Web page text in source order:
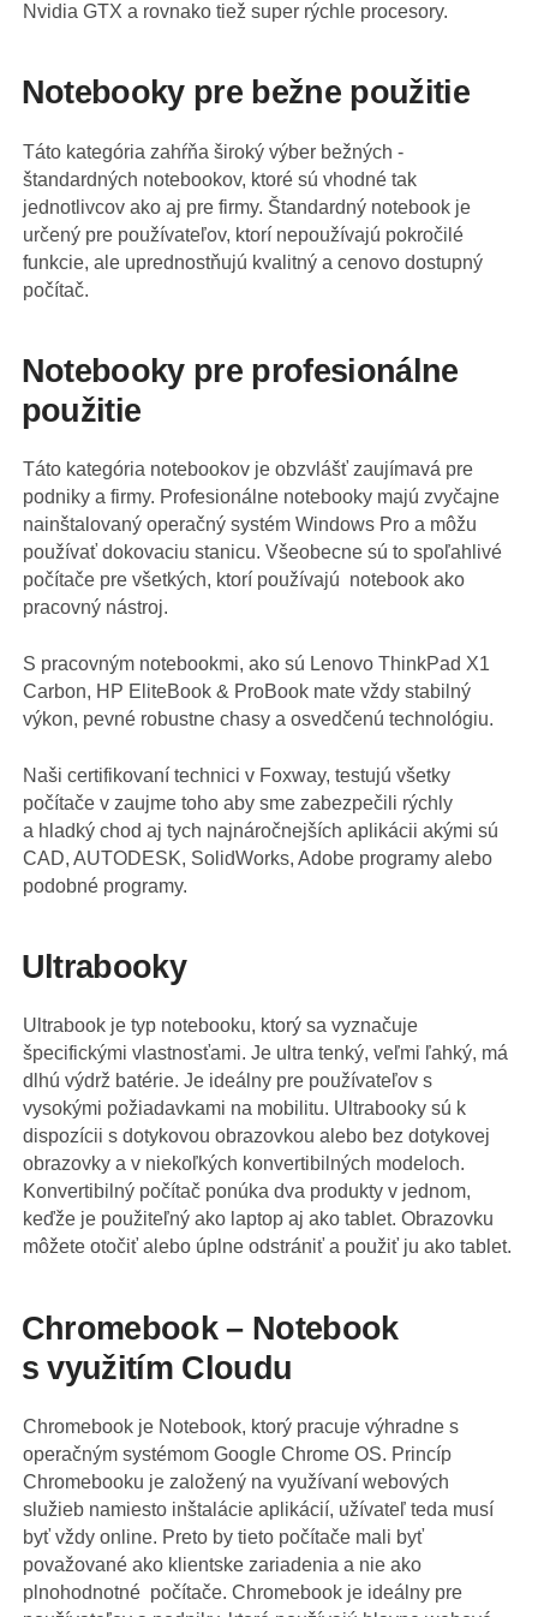
Nvidia GTX a rovnako tiež super rýchle procesory.
Notebooky pre bežne použitie
Táto kategória zahŕňa široký výber bežných -
štandardných notebookov, ktoré sú vhodné tak
jednotlivcov ako aj pre firmy. Štandardný notebook je
určený pre používateľov, ktorí nepoužívajú pokročilé
funkcie, ale uprednostňujú kvalitný a cenovo dostupný
počítač.
Notebooky pre profesionálne
použitie
Táto kategória notebookov je obzvlášť zaujímavá pre
podniky a firmy. Profesionálne notebooky majú zvyčajne
nainštalovaný operačný systém Windows Pro a môžu
používať dokovaciu stanicu. Všeobecne sú to spoľahlivé
počítače pre všetkých, ktorí používajú notebook ako
pracovný nástroj.
S pracovným notebookmi, ako sú Lenovo ThinkPad X1
Carbon, HP EliteBook & ProBook mate vždy stabilný
výkon, pevné robustne chasy a osvedčenú technológiu.
Naši certifikovaní technici v Foxway, testujú všetky
počítače v zaujme toho aby sme zabezpečili rýchly
a hladký chod aj tych najnáročnejších aplikácii akými sú
CAD, AUTODESK, SolidWorks, Adobe programy alebo
podobné programy.
Ultrabooky
Ultrabook je typ notebooku, ktorý sa vyznačuje
špecifickými vlastnosťami. Je ultra tenký, veľmi ľahký, má
dlhú výdrž batérie. Je ideálny pre používateľov s
vysokými požiadavkami na mobilitu. Ultrabooky sú k
dispozícii s dotykovou obrazovkou alebo bez dotykovej
obrazovky a v niekoľkých konvertibilných modeloch.
Konvertibilný počítač ponúka dva produkty v jednom,
keďže je použiteľný ako laptop aj ako tablet. Obrazovku
môžete otočiť alebo úplne odstrániť a použiť ju ako tablet.
Chromebook – Notebook
s využitím Cloudu
Chromebook je Notebook, ktorý pracuje výhradne s
operačným systémom Google Chrome OS. Princíp
Chromebooku je založený na využívaní webových
služieb namiesto inštalácie aplikácií, užívateľ teda musí
byť vždy online. Preto by tieto počítače mali byť
považované ako klientske zariadenia a nie ako
plnohodnotné počítače. Chromebook je ideálny pre